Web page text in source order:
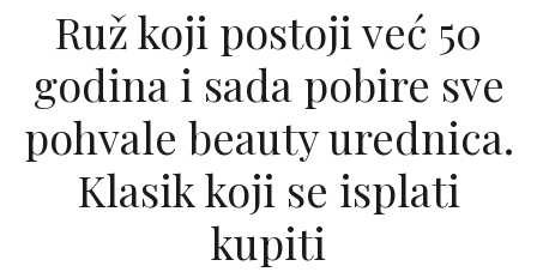
Ruž koji postoji već 50
godina i sada pobire sve
pohvale beauty urednica.
Klasik koji se isplati
kupiti